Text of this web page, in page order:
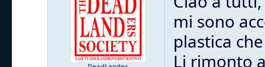
mi sono
plastica
Li rimonto